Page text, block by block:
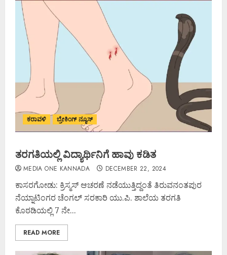
ಕರಾವಳಿ ಬ್ರೇಕಿಂಗ್ ನ್ಯೂಸ್
ತರಗತಿಯಲ್ಲಿ ವಿದ್ಯಾರ್ಥಿನಿಗೆ ಹಾವು ಕಡಿತ
MEDIA ONE KANNADA DECEMBER 22, 2024
ಕಾಸರಗೋಡು: ಕ್ರಿಸ್ಮಸ್‌ ಆಚರಣೆ ನಡೆಯುತ್ತಿದ್ದಂತೆ ತಿರುವನಂತಪುರ
ನೆಯ್ನಾಟಿಂಗರ ಚೆಂಗಲ್‌ ಸರಕಾರಿ ಯು.ಪಿ. ಶಾಲೆಯ ತರಗತಿ
ಕೊಠಡಿಯಲ್ಲಿ 7 ನೇ...
READ MORE